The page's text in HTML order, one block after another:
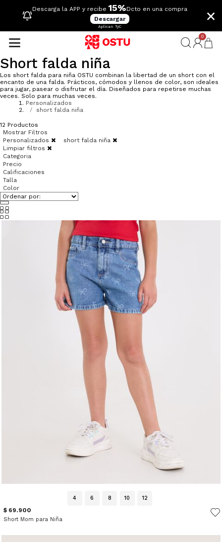
Descarga la APP y recibe 15%Dcto en una compra
Descargar
Aplican TyC
×
0
Short falda niña
Los short falda para niña OSTU combinan la libertad de un short con el
encanto de una falda. Prácticos, cómodos y llenos de color, son ideales
para jugar, pasear o disfrutar el día. Diseñados para repetirse muchas
veces. Solo para muchas veces.
Personalizados
short falda niña
12 Productos
Mostrar Filtros
Personalizados
short falda niña
Limpiar filtros
Categoria
Precio
Calificaciones
Talla
Color
4 6 8 10 12
$ 69.900
Short Mom para Niña